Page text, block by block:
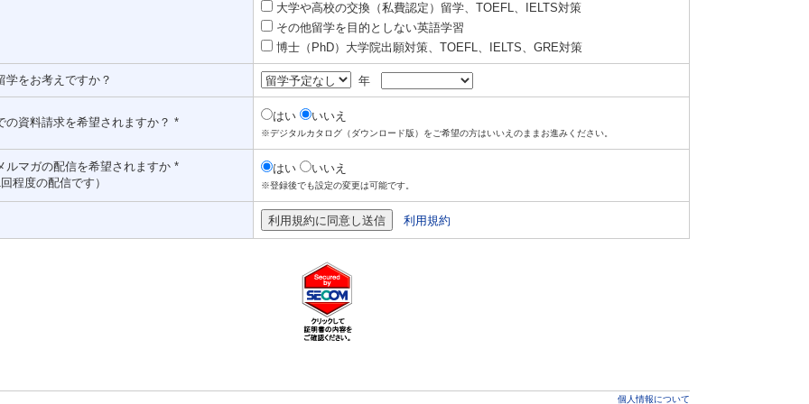
大学や高校の交換（私費認定）留学、TOEFL、IELTS対策
その他留学を目的としない英語学習
博士（PhD）大学院出願対策、TOEFL、IELTS、GRE対策
学をお考えですか？ 年
の資料請求を希望されますか？ * はい いいえ
※デジタルカタログ（ダウンロード版）をご希望の方はいいえのままお進みください。
ルマガの配信を希望されますか *
回程度の配信です）
はい いいえ
※登録後でも設定の変更は可能です。
利用規約
個人情報について